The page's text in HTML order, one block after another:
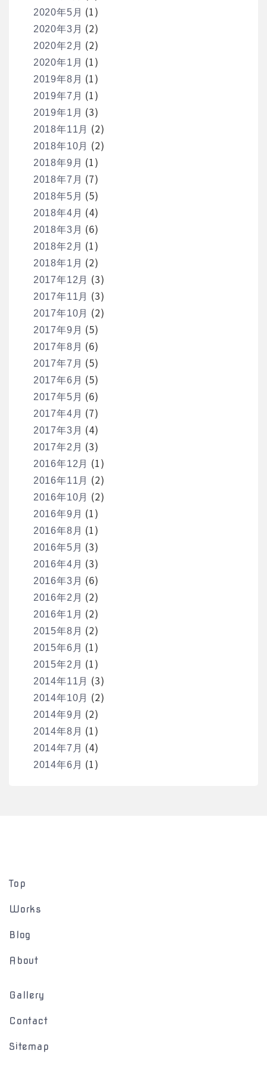
2020年5月 (1)
2020年3月 (2)
2020年2月 (2)
2020年1月 (1)
2019年8月 (1)
2019年7月 (1)
2019年1月 (3)
2018年11月 (2)
2018年10月 (2)
2018年9月 (1)
2018年7月 (7)
2018年5月 (5)
2018年4月 (4)
2018年3月 (6)
2018年2月 (1)
2018年1月 (2)
2017年12月 (3)
2017年11月 (3)
2017年10月 (2)
2017年9月 (5)
2017年8月 (6)
2017年7月 (5)
2017年6月 (5)
2017年5月 (6)
2017年4月 (7)
2017年3月 (4)
2017年2月 (3)
2016年12月 (1)
2016年11月 (2)
2016年10月 (2)
2016年9月 (1)
2016年8月 (1)
2016年5月 (3)
2016年4月 (3)
2016年3月 (6)
2016年2月 (2)
2016年1月 (2)
2015年8月 (2)
2015年6月 (1)
2015年2月 (1)
2014年11月 (3)
2014年10月 (2)
2014年9月 (2)
2014年8月 (1)
2014年7月 (4)
2014年6月 (1)
Top
Works
Blog
About
Gallery
Contact
Sitemap